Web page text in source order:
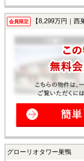
会員限定 【8,299万円｜西
グローリオタワー巣鴨